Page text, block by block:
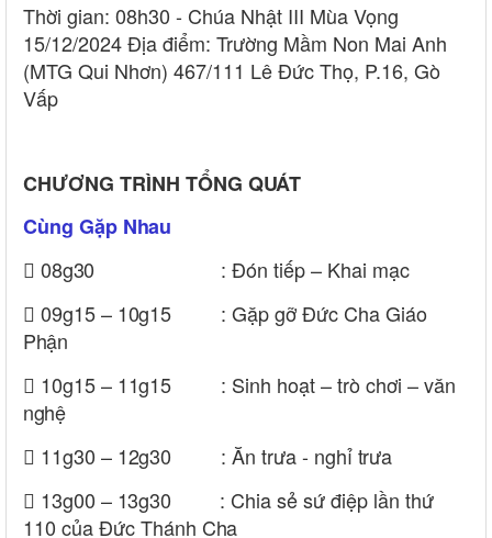
Thời gian: 08h30 - Chúa Nhật III Mùa Vọng
15/12/2024 Địa điểm: Trường Mầm Non Mai Anh
(MTG Qui Nhơn) 467/111 Lê Đức Thọ, P.16, Gò
Vấp
CHƯƠNG TRÌNH TỔNG QUÁT
Cùng Gặp Nhau
 08g30 : Đón tiếp – Khai mạc
 09g15 – 10g15: Gặp gỡ Đức Cha Giáo
Phận
 10g15 – 11g15: Sinh hoạt – trò chơi – văn
nghệ
 11g30 – 12g30 : Ăn trưa - nghỉtrưa
 13g00 – 13g30 : Chia sẻ sứ điệp lần thứ
110 của Đức Thánh Cha